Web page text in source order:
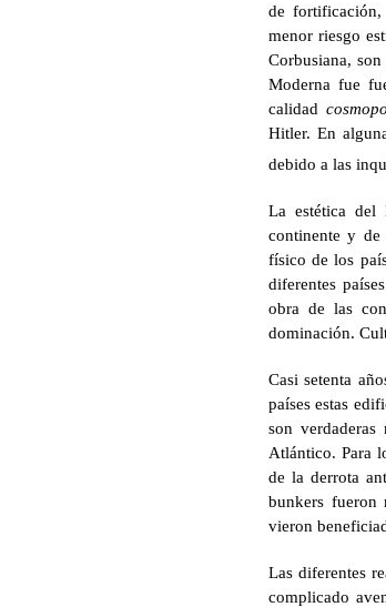
de fortificación,
menor riesgo
Corbusiana,
Moderna fue
calidad
Hitler. En
debido a las
La estética del
continente y de
físico de los
diferentes
obra de las
dominación.
Casi setenta
países estas
son
Atlántico. Para
de la derrota
bunkers fueron
vieron
Las diferentes
complicado